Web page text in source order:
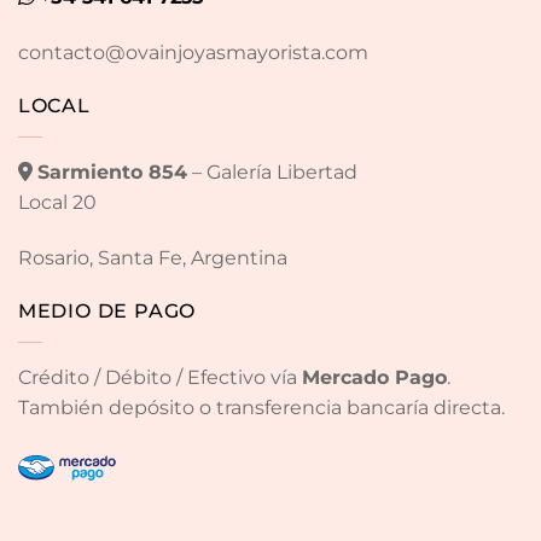
LOCAL
Sarmiento 854– Galería Libertad
Local 20
Rosario, Santa Fe, Argentina
MEDIO DE PAGO
Crédito / Débito / Efectivo vía Mercado Pago.
También depósito o transferencia bancaría directa.
contacto@ovainjoyasmayorista.com